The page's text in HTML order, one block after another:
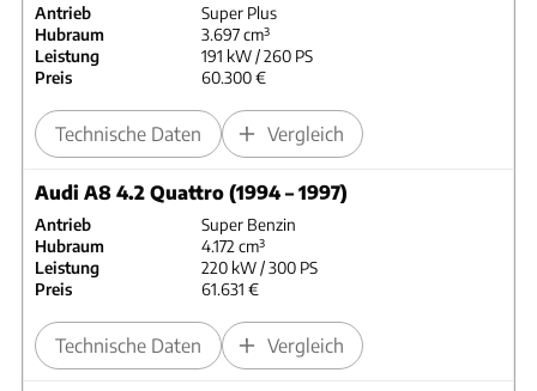
Antrieb
Super Plus
Hubraum
3.697 cm³
Leistung
191 kW / 260 PS
Preis
60.300 €
Technische Daten Vergleich
Audi A8 4.2 Quattro (1994 – 1997)
Antrieb
Super Benzin
Hubraum
4.172 cm³
Leistung
220 kW / 300 PS
Preis
61.631 €
Technische Daten Vergleich